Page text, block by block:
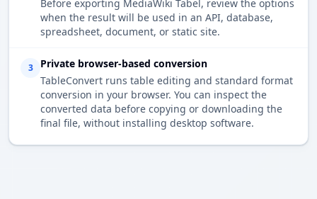
Before exporting MediaWiki Tabel, review the options
when the result will be used in an API, database,
spreadsheet, document, or static site.
3
Private browser-based conversion
TableConvert runs table editing and standard format
conversion in your browser. You can inspect the
converted data before copying or downloading the
final file, without installing desktop software.